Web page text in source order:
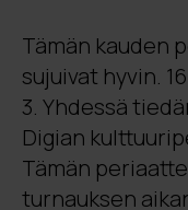
Tämän kauden
sujuivat hyvin.
3. Yhdessä
Digian
Tämän
turnauksen